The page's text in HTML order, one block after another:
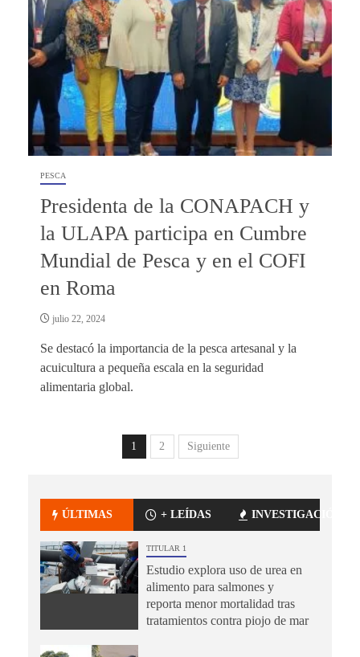
PESCA
Presidenta de la CONAPACH y
la ULAPA participa en Cumbre
Mundial de Pesca y en el COFI
en Roma
julio 22, 2024
Se destacó la importancia de la pesca artesanal y la
acuicultura a pequeña escala en la seguridad
alimentaria global.
1 2 Siguiente
ÚLTIMAS + LEÍDAS INVESTIGACIÓN
TITULAR 1
Estudio explora uso de urea en
alimento para salmones y
reporta menor mortalidad tras
tratamientos contra piojo de mar